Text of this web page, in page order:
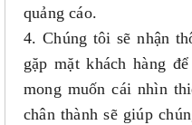
quảng cáo.
4. Chúng tôi sẽ nhận
gặp mặt khách hàng
mong muốn cái nhìn
chân thành sẽ giúp